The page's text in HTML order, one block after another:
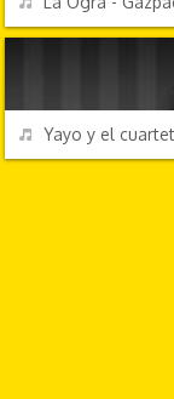
REPRODUCIR
Yayo y el